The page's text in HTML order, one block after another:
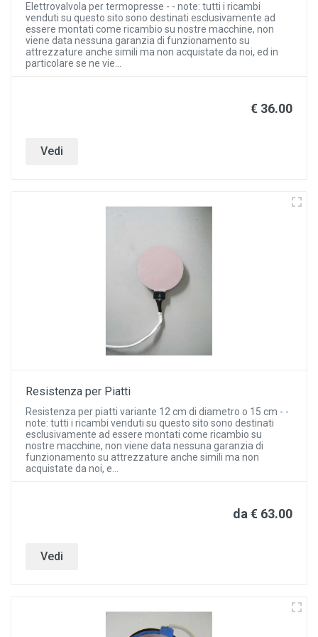
Elettrovalvola per termopresse - - note: tutti i ricambi
venduti su questo sito sono destinati esclusivamente ad
essere montati come ricambio su nostre macchine, non
viene data nessuna garanzia di funzionamento su
attrezzature anche simili ma non acquistate da noi, ed in
particolare se ne vie...
€ 36.00
Vedi
Resistenza per Piatti
Resistenza per piatti variante 12 cm di diametro o 15 cm - -
note: tutti i ricambi venduti su questo sito sono destinati
esclusivamente ad essere montati come ricambio su
nostre macchine, non viene data nessuna garanzia di
funzionamento su attrezzature anche simili ma non
acquistate da noi, e...
da € 63.00
Vedi